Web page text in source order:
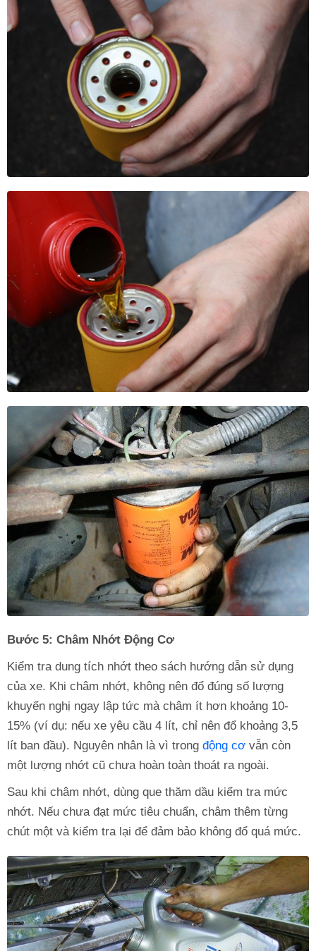
Bước 5: Châm Nhớt Động Cơ
Kiểm tra dung tích nhớt theo sách hướng dẫn sử dụng
của xe. Khi châm nhớt, không nên đổ đúng số lượng
khuyến nghị ngay lập tức mà châm ít hơn khoảng 10-
15% (ví dụ: nếu xe yêu cầu 4 lít, chỉ nên đổ khoảng 3,5
lít ban đầu). Nguyên nhân là vì trong động cơ vẫn còn
một lượng nhớt cũ chưa hoàn toàn thoát ra ngoài.
Sau khi châm nhớt, dùng que thăm dầu kiểm tra mức
nhớt. Nếu chưa đạt mức tiêu chuẩn, châm thêm từng
chút một và kiểm tra lại để đảm bảo không đổ quá mức.